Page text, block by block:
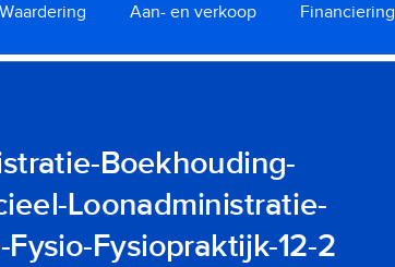
Waardering Aan- en verkoop Financiering
Boekhouding-
Loonadministratie-
Fysiopraktijk-12-2